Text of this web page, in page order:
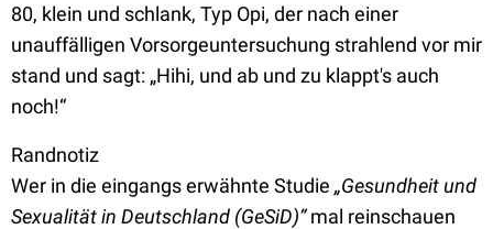
80, klein und schlank, Typ Opi, der nach einer
unauffälligen Vorsorgeuntersuchung strahlend vor mir
stand und sagt: „Hihi, und ab und zu klappt's auch
noch!“
Randnotiz
Wer in die eingangs erwähnte Studie „Gesundheit und
Sexualität in Deutschland (GeSiD)“mal reinschauen